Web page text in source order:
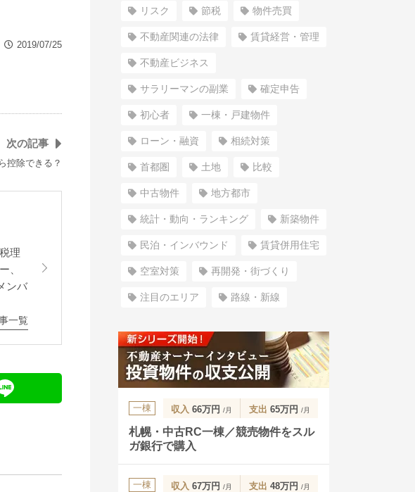
2019/07/25
次の記事
控除できる？
理
、
ンバ
一覧
リスク 節税 物件売買
不動産関連の法律 賃貸経営・管理
不動産ビジネス
サラリーマンの副業 確定申告
初心者 一棟・戸建物件
ローン・融資 相続対策
首都圏 土地 比較
中古物件 地方都市
統計・動向・ランキング 新築物件
民泊・インバウンド 賃貸併用住宅
空室対策 再開発・街づくり
注目のエリア 路線・新線
一棟 収入 66万円 /月 支出 65万円 /月
札幌・中古RC一棟／競売物件をスル
ガ銀行で購入
一棟 収入 67万円 /月 支出 48万円 /月